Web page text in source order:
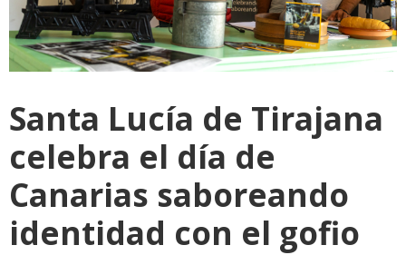
Santa Lucía de Tirajana
celebra el día de
Canarias saboreando
identidad con el gofio